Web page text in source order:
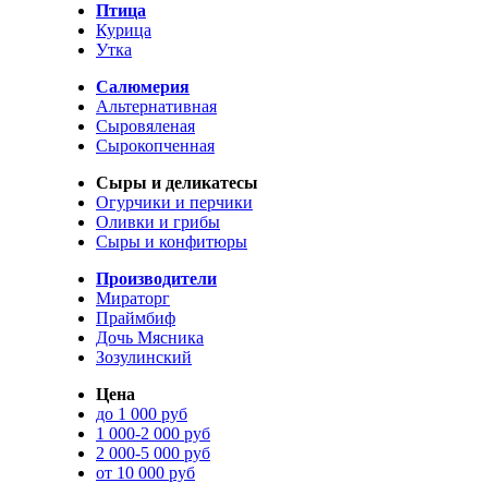
Птица
Курица
Утка
Салюмерия
Альтернативная
Сыровяленая
Сырокопченная
Сыры и деликатесы
Огурчики и перчики
Оливки и грибы
Сыры и конфитюры
Производители
Мираторг
Праймбиф
Дочь Мясника
Зозулинский
Цена
до 1 000 руб
1 000-2 000 руб
2 000-5 000 руб
от 10 000 руб